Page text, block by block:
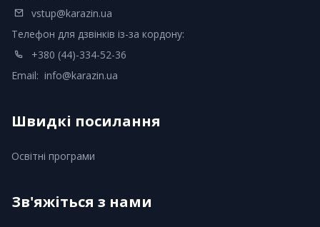
vstup@karazin.ua
Телефон для дзвінків із-за кордону:
+380 (44)-334-52-36
Email: info@karazin.ua
Швидкі посилання
Освітні програми
Зв'яжіться з нами